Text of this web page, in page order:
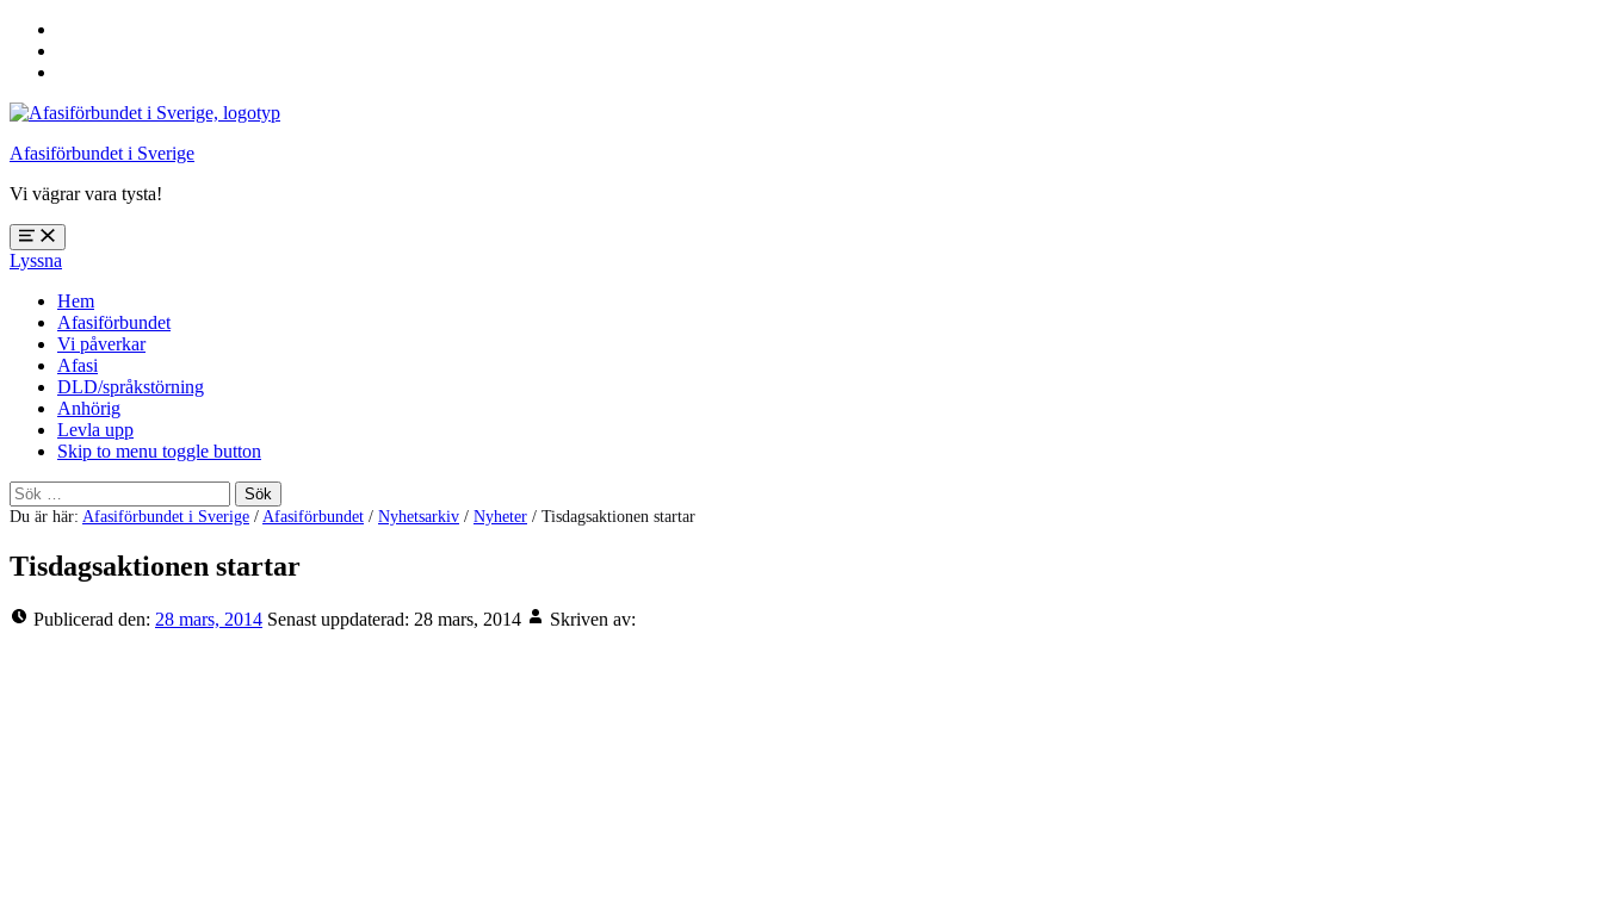
sidfoten
Afasiförbundet i Sverige
Vi vägrar vara tysta!
Öppna
meny:
%s
Lyssna
Hem
Afasiförbundet
Vi påverkar
Afasi
DLD/språkstörning
Anhörig
Levla upp
Skip to menu toggle button
Sök
efter:
Du är här: Afasiförbundet i Sverige /Afasiförbundet / Nyhetsarkiv / Nyheter / Tisdagsaktionen startar
Tisdagsaktionen startar
Publicerad den: 28 mars, 2014 Senast uppdaterad: 28 mars, 2014 Skriven av: